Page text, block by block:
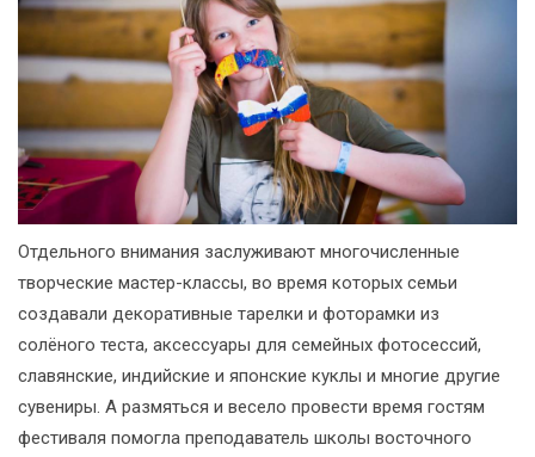
Отдельного внимания заслуживают многочисленные
творческие мастер-классы, во время которых семьи
создавали декоративные тарелки и фоторамки из
солёного теста, аксессуары для семейных фотосессий,
славянские, индийские и японские куклы и многие другие
сувениры. А размяться и весело провести время гостям
фестиваля помогла преподаватель школы восточного